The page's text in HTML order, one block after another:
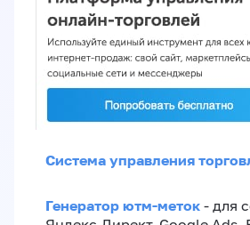
Система управления
Генератор ютм-меток - для